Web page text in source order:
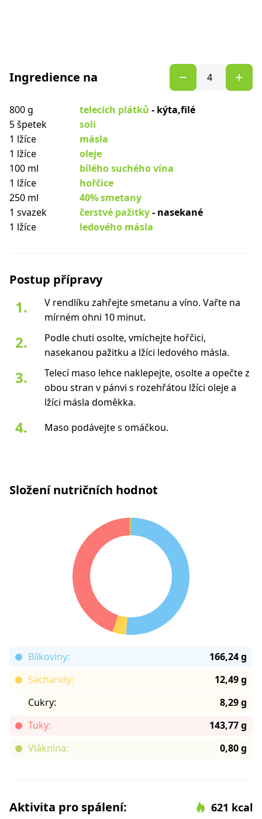
Ingredience na
800 g telecích plátků - kýta,filé
5 špetek
soli
1 lžíce
másla
1 lžíce
oleje
100 ml
bílého suchého vína
1 lžíce
hořčice
250 ml
40% smetany
1 svazek
čerstvé pažitky- nasekané
1 lžíce
ledového másla
Postup přípravy
V rendlíku zahřejte smetanu a víno. Vařte na
mírném ohni 10 minut.
Podle chuti osolte, vmíchejte hořčici,
nasekanou pažitku a lžíci ledového másla.
Telecí maso lehce naklepejte, osolte a opečte z
obou stran v pánvi s rozehřátou lžíci oleje a
lžíci másla doměkka.
Maso podávejte s omáčkou.
Složení nutričních hodnot
Bílkoviny:
166,24 g
Sacharidy:
12,49 g
Cukry:
8,29 g
Tuky:
143,77 g
Vláknina:
0,80 g
Aktivita pro spálení: 621 kcal